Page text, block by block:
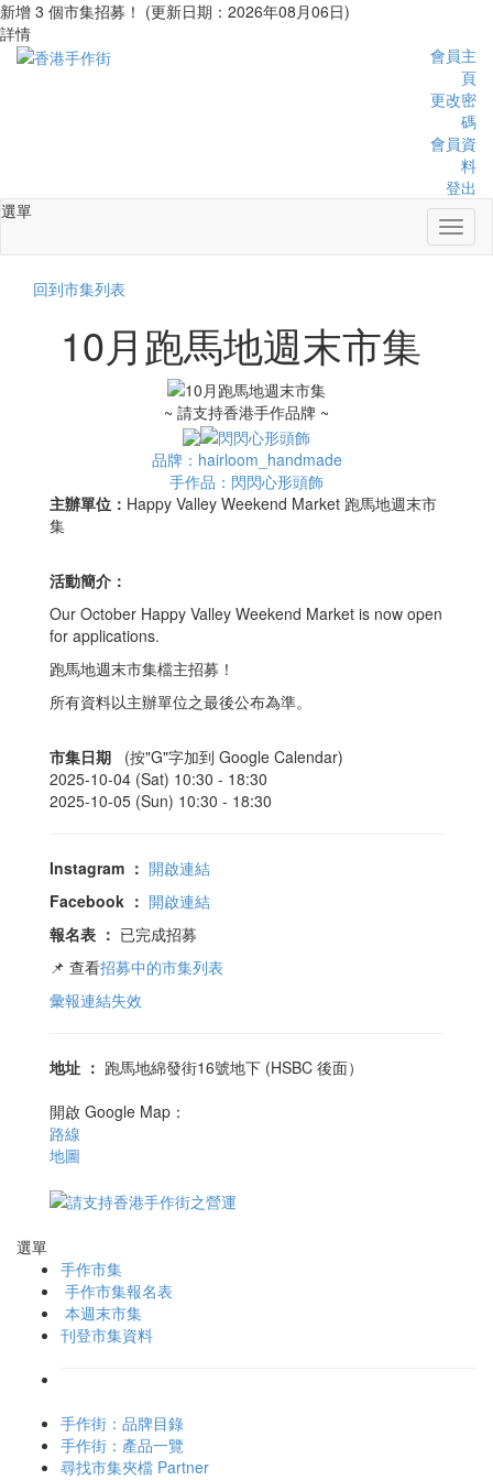
新增 3 個市集招募！ (更新日期：2026年08月06日)
詳情
會員主
頁
更改密
碼
會員資
料
登出
選單
回到市集列表
10月跑馬地週末市集
~ 請支持香港手作品牌 ~
品牌：hairloom_handmade
手作品：閃閃心形頭飾
主辦單位： Happy Valley Weekend Market 跑馬地週末市
集
活動簡介：
Our October Happy Valley Weekend Market is now open
for applications.
跑馬地週末市集檔主招募！
所有資料以主辦單位之最後公布為準。
市集日期
(按"G"字加到 Google Calendar)
2025-10-04 (Sat) 10:30 - 18:30
2025-10-05 (Sun) 10:30 - 18:30
Instagram ： 開啟連結
Facebook ： 開啟連結
報名表 ： 已完成招募
📌 查看招募中的市集列表
彙報連結失效
地址 ： 跑馬地綿發街16號地下 (HSBC 後面）
開啟 Google Map：
路線
地圖
選單
手作市集
手作市集報名表
本週末市集
刊登市集資料
手作街：品牌目錄
手作街：產品一覽
尋找市集夾檔 Partner